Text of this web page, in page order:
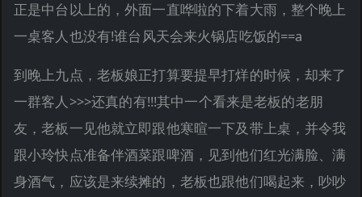
正是中台以上的，外面一直哗啦的下着大雨，整个晚上
一桌客人也没有!谁台风天会来火锅店吃饭的==a
到晚上九点，老板娘正打算要提早打烊的时候，却来了
一群客人>>>还真的有!!!其中一个看来是老板的老朋
友，老板一见他就立即跟他寒暄一下及带上桌，并令我
跟小玲快点准备伴酒菜跟啤酒，见到他们红光满脸、满
身酒气，应该是来续摊的，老板也跟他们喝起来，吵吵